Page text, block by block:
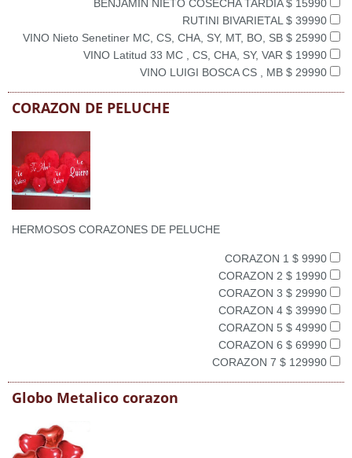
BENJAMIN NIETO COSECHA TARDIA $ 15990
RUTINI BIVARIETAL $ 39990
VINO Nieto Senetiner MC, CS, CHA, SY, MT, BO, SB $ 25990
VINO Latitud 33 MC , CS, CHA, SY, VAR $ 19990
VINO LUIGI BOSCA CS , MB $ 29990
CORAZON DE PELUCHE
HERMOSOS CORAZONES DE PELUCHE
CORAZON 1 $ 9990
CORAZON 2 $ 19990
CORAZON 3 $ 29990
CORAZON 4 $ 39990
CORAZON 5 $ 49990
CORAZON 6 $ 69990
CORAZON 7 $ 129990
Globo Metalico corazon